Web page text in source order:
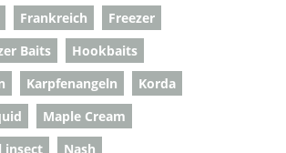
Frankreich
Freezer
Baits
Hookbaits
Karpfenangeln
Korda
Maple Cream
insect
Nash